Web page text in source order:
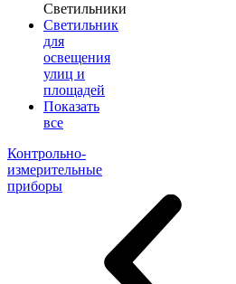
Светильники
Светильник
для
освещения
улиц и
площадей
Показать
все
Контрольно-
измерительные
приборы